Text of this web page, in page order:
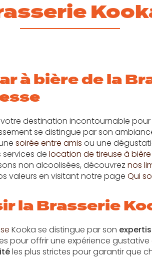
à bière de la
votre destination incontournable
se distingue par son
soirée entre amis ou une
de location de tireuse à bière
non alcoolisées, découvrez nos
valeurs en visitant notre page Qui
la Brasserie
Kooka se distingue par son
pour offrir une expérience gustative
les plus strictes pour garantir que